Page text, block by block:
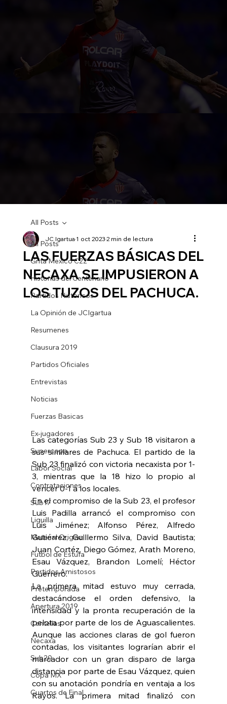
All Posts
Grita Mexico C22
Historias del Centenario
Partidos Historicos
La Opinión de JCIgartua
Resumenes
Clausura 2019
Partidos Oficiales
Entrevistas
Noticias
Fuerzas Basicas
Ex-jugadores
Supercopa
Labor Social
Contrataciones
Sub17
Liguilla
Material Original
Futbol de Estufa
Partidos Amistosos
Pretemporada
Apertura 2019
Centellas
Necaxa
Sub20
Copa MX
Cuartos de Final
All Posts
LAS FUERZAS BÁSICAS DEL
NECAXA SE IMPUSIERON A
LOS TUZOS DEL PACHUCA.
JC Igartua1 oct 20232 min de lectura
Las categorías Sub 23 y Sub 18 visitaron a
sus similares de Pachuca. El partido de la
Sub 23 finalizó con victoria necaxista por 1-
3, mientras que la 18 hizo lo propio al
vencer 0-1 a los locales.
En el compromiso de la Sub 23, el profesor
Luis Padilla arrancó el compromiso con
Luis Jiménez; Alfonso Pérez, Alfredo
Gutiérrez, Guillermo Silva, David Bautista;
Juan Cortéz, Diego Gómez, Arath Moreno,
Esau Vázquez, Brandon Lomelí; Héctor
Guerrero.
La primera mitad estuvo muy cerrada,
destacándose el orden defensivo, la
intensidad y la pronta recuperación de la
pelota por parte de los de Aguascalientes.
Aunque las acciones claras de gol fueron
contadas, los visitantes lograrían abrir el
marcador con un gran disparo de larga
distancia por parte de Esau Vázquez, quien
con su anotación pondría en ventaja a los
Rayos. La primera mitad finalizó con